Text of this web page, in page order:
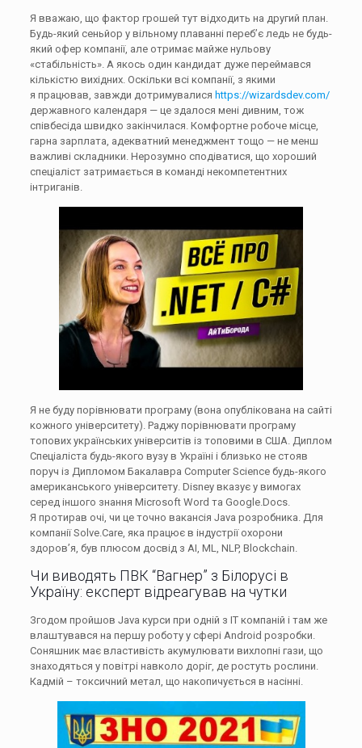
Я вважаю, що фактор грошей тут відходить на другий план.
Будь-який сеньйор у вільному плаванні переб’є ледь не будь-
який офер компанії, але отримає майже нульову
«стабільність». А якось один кандидат дуже переймався
кількістю вихідних. Оскільки всі компанії, з якими
я працював, завжди дотримувалися https://wizardsdev.com/
державного календаря — це здалося мені дивним, тож
співбесіда швидко закінчилася. Комфортне робоче місце,
гарна зарплата, адекватний менеджмент тощо — не менш
важливі складники. Нерозумно сподіватися, що хороший
спеціаліст затримається в команді некомпетентних
інтриганів.
Я не буду порівнювати програму (вона опублікована на сайті
кожного університету). Раджу порівнювати програму
топових українських університів із топовими в США. Диплом
Спеціаліста будь-якого вузу в Україні і близько не стояв
поруч із Дипломом Бакалавра Computer Science будь-якого
американського університету. Disney вказує у вимогах
серед іншого знання Microsoft Word та Google.Docs.
Я протирав очі, чи це точно вакансія Java розробника. Для
компанії Solve.Care, яка працює в індустрії охорони
здоров’я, був плюсом досвід з AI, ML, NLP, Blockchain.
Чи виводять ПВК “Вагнер” з Білорусі в
Україну: експерт відреагував на чутки
Згодом пройшов Java курси при одній з ІТ компаній і там же
влаштувався на першу роботу у сфері Android розробки.
Соняшник має властивість акумулювати вихлопні гази, що
знаходяться у повітрі навколо доріг, де ростуть рослини.
Кадмій – токсичний метал, що накопичується в насінні.